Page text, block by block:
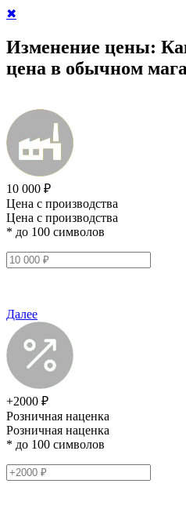
✖
Изменение цены:
цена в обычном
10 000 ₽
Цена с производства
Цена с производства
* до 100 символов
Далее
+2000 ₽
Розничная наценка
Розничная наценка
* до 100 символов